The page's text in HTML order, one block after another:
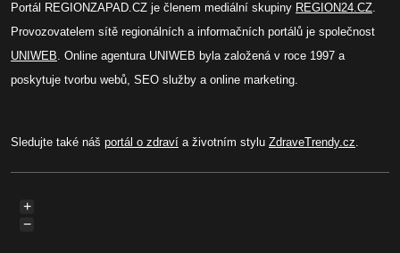
Portál REGIONZAPAD.CZ je členem mediální skupiny REGION24.CZ.
Provozovatelem sítě regionálních a informačních portálů je společnost
UNIWEB. Online agentura UNIWEB byla založená v roce 1997 a
poskytuje tvorbu webů, SEO služby a online marketing.
Sledujte také náš portál o zdraví a životním stylu ZdraveTrendy.cz.
+
−